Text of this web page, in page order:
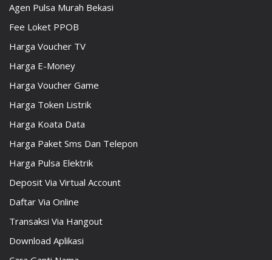
Agen Pulsa Murah Bekasi
Fee Loket PPOB
Harga Voucher TV
Harga E-Money
Harga Voucher Game
Harga Token Listrik
Harga Koata Data
Harga Paket Sms Dan Telepon
Harga Pulsa Elektrik
Deposit Via Virtual Account
Daftar Via Online
Transaksi Via Hangout
Download Aplikasi